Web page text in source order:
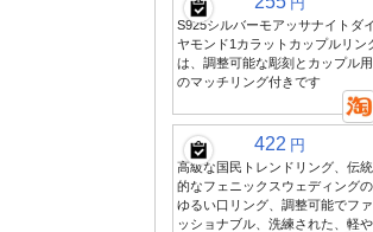
S925シルバーモアッサナイトダイ
ヤモンド1カラットカップルリン
は、調整可能な彫刻とカップル用
のマッチリング付きです
422 円
高級な国民トレンドリング、伝統
的なフェニックスウェディングの
ゆるい口リング、調整可能でファ
ッショナブル、洗練された、軽や